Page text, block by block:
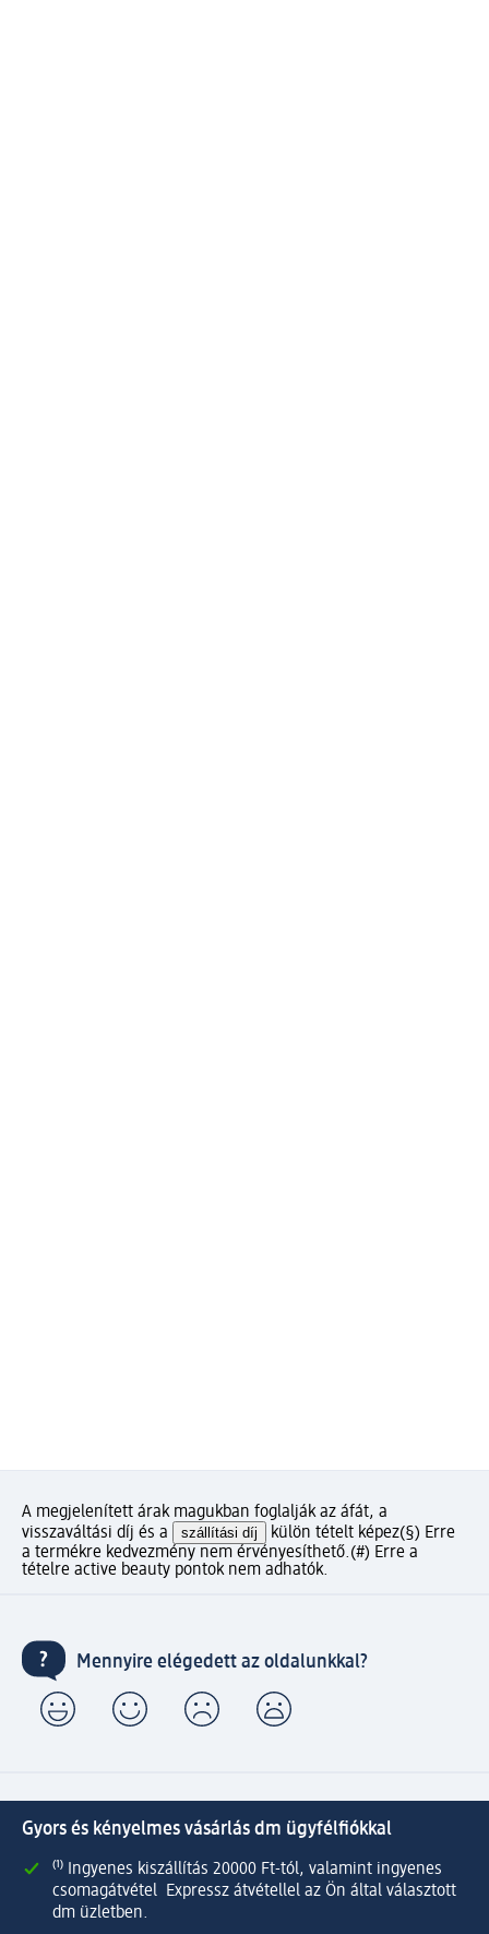
A megjelenített árak magukban foglalják az áfát, a
visszaváltási díj és a
szállítási díj külön tételt képez(§) Erre
a termékre kedvezmény nem érvényesíthető.(#) Erre a
tételre active beauty pontok nem adhatók.
Mennyire elégedett az oldalunkkal?
Gyors és kényelmes vásárlás dm ügyfélfiókkal
⁽¹⁾ Ingyenes kiszállítás 20000 Ft-tól, valamint ingyenes
csomagátvétel Expressz átvétellel az Ön által választott
dm üzletben.